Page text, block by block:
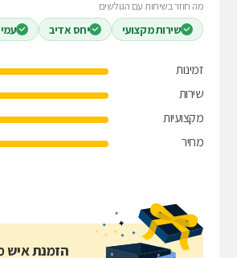
מה חוזר בשיחות עם הגולשים
שירות מקצועי יחס אדיב
זמינות
שירות
מקצועיות
מחיר
הזמנת איש